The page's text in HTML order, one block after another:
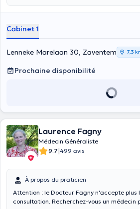
déroulent sur rendez-vous. Découvrez son
votre problème de santé.
Cabinet 1
Lenneke Marelaan 30, Zaventem 7,3
Prochaine disponibilité
Laurence Fagny
Médecin Généraliste
9.7|499 avis
À propos du praticien
Attention : le Docteur Fagny n'accepte plus
consultation. Recherchez-vous un médecin ponctuel, généreux,